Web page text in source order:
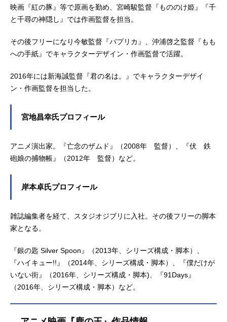
映画『紅の豚』等で原画を勤め、宮崎駿監督『もののけ姫』『千
と千尋の神隠し』では作画監督を担当。
その後フリーになり今敏監督『パプリカ』、沖浦啓之監督『もも
への手紙』でキャラクターデザイン・作画監督で活躍。
2016年には新海誠監督『君の名は。』でキャラクターデザイ
ン・作画監督を担当した。
宮地昌幸氏プロフィール
アニメ演出家。『亡念のザムド』（2008年 監督）、『伏 鉄
砲娘の捕物帳』（2012年 監督）など。
岸本卓氏プロフィール
雑誌編集者を経て、スタジオジブリに入社。その後フリーの脚本
家となる。
『銀の匙 Silver Spoon』（2013年、シリーズ構成・脚本）、
『ハイキュー!!』（2014年、シリーズ構成・脚本）、『僕だけが
いない街』（2016年、シリーズ構成・脚本)、『91Days』
（2016年、シリーズ構成・脚本）など。